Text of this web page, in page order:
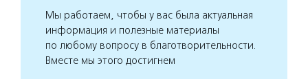
Мы работаем, чтобы у вас была актуальная
информация и полезные материалы
по любому вопросу в благотворительности.
Вместе мы этого достигнем